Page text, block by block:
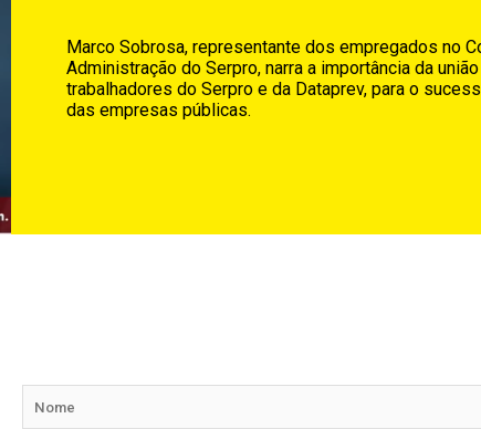
Marco Sobrosa, representante dos empregados no
Administração do Serpro, narra a importância da
trabalhadores do Serpro e da Dataprev, para o
das empresas públicas.